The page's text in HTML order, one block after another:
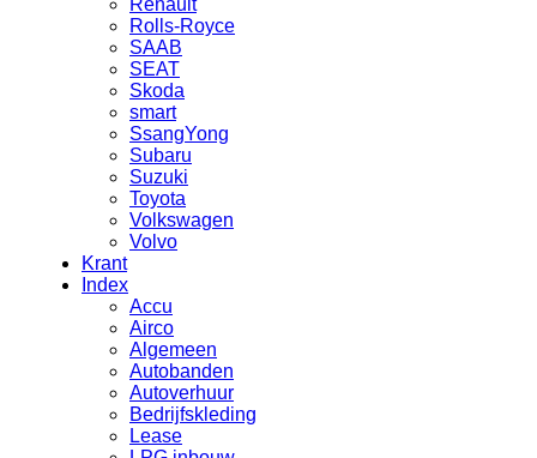
Renault
Rolls-Royce
SAAB
SEAT
Skoda
smart
SsangYong
Subaru
Suzuki
Toyota
Volkswagen
Volvo
Krant
Index
Accu
Airco
Algemeen
Autobanden
Autoverhuur
Bedrijfskleding
Lease